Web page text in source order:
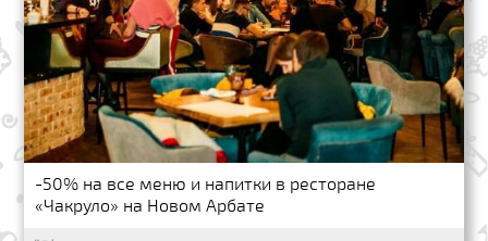
-50% на все меню и напитки в ресторане
«Чакруло» на Новом Арбате